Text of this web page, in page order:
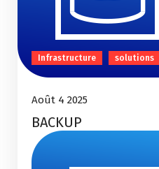
Infrastructure solutions
Août 4 2025
BACKUP